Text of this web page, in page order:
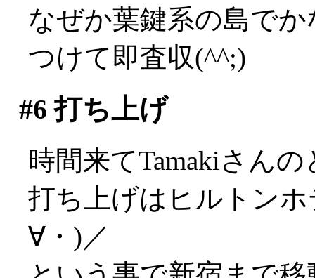
なぜか葉鍵系の島で
つけて即査収(^^;)
#6 打ち上げ
時間来てTamakiさん
打ち上げはヒルトン
∀・)／